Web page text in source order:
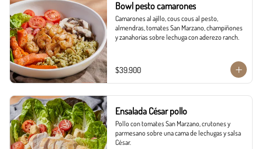
Bowl pesto camarones
Camarones al ajillo, cous cous al pesto,
almendras, tomates San Marzano, champiñones
y zanahorias sobre lechuga con aderezo ranch.
$39.900
Ensalada César pollo
Pollo con tomates San Marzano, crutones y
parmesano sobre una cama de lechugas y salsa
César.